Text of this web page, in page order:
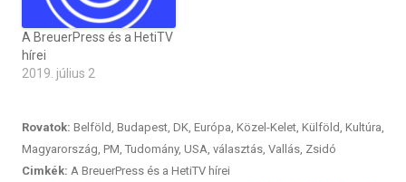
A BreuerPress és a HetiTV
hírei
2019. július 2
Rovatok: Belföld Budapest DK Európa Közel-Kelet Külföld Kultúra
Magyarország PM Tudomány, USA választás Vallás Zsidó
Cimkék: A BreuerPress és a HetiTV hírei